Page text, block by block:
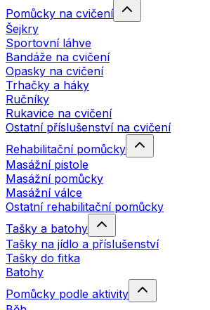
Pomůcky na cvičení
Šejkry
Sportovní láhve
Bandáže na cvičení
Opasky na cvičení
Trhačky a háky
Ručníky
Rukavice na cvičení
Ostatní příslušenství na cvičení
Rehabilitační pomůcky
Masážní pistole
Masážní pomůcky
Masážní válce
Ostatní rehabilitační pomůcky
Tašky a batohy
Tašky na jídlo a příslušenství
Tašky do fitka
Batohy
Pomůcky podle aktivity